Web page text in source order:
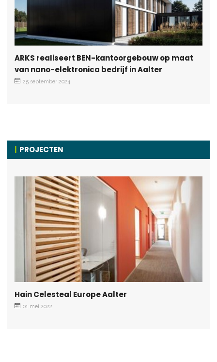
ARKS realiseert BEN-kantoorgebouw op maat
van nano-elektronica bedrijf in Aalter
25 september 2024
PROJECTEN
Hain Celesteal Europe Aalter
01 mei 2022